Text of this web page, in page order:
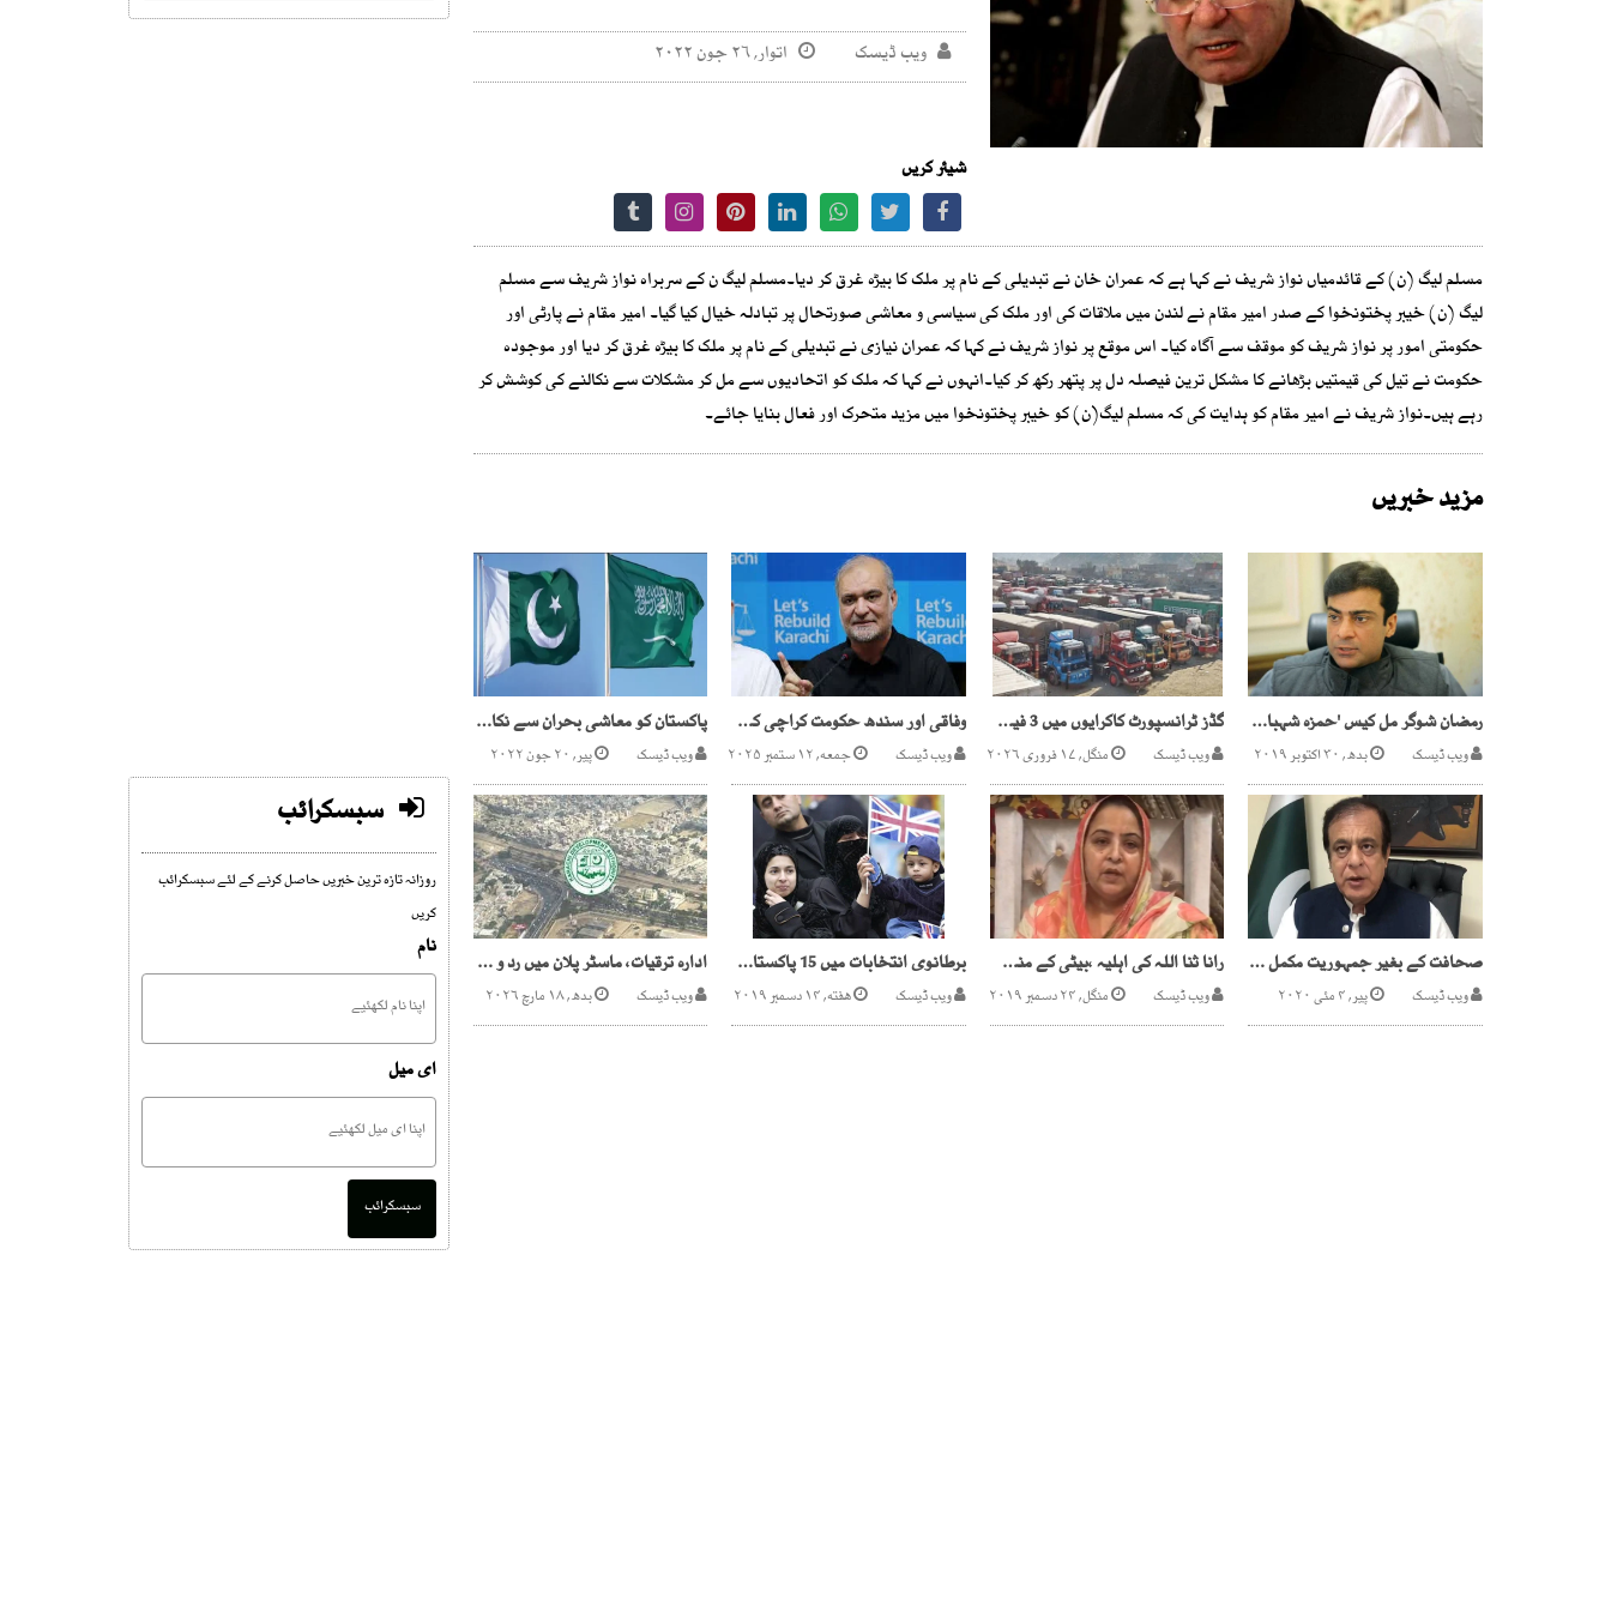
ویب ڈیسک اتوار, ۲۶ جون ۲۰۲۲
شیئر کریں
مسلم لیگ (ن) کے قائدمیاں نواز شریف نے کہا ہے کہ عمران خان نے تبدیلی کے نام پر ملک کا بیڑہ غرق کر دیا۔مسلم لیگ ن کے سربراہ نواز شریف سے مسلم
لیگ (ن) خیبر پختونخوا کے صدر امیر مقام نے لندن میں ملاقات کی اور ملک کی سیاسی و معاشی صورتحال پر تبادلہ خیال کیا گیا۔ امیر مقام نے پارٹی اور
حکومتی امور پر نواز شریف کو موقف سے آگاہ کیا۔ اس موقع پر نواز شریف نے کہا کہ عمران نیازی نے تبدیلی کے نام پر ملک کا بیڑہ غرق کر دیا اور موجودہ
حکومت نے تیل کی قیمتیں بڑھانے کا مشکل ترین فیصلہ دل پر پتھر رکھ کر کیا۔انہوں نے کہا کہ ملک کو اتحادیوں سے مل کر مشکلات سے نکالنے کی کوشش کر
رہے ہیں۔نواز شریف نے امیر مقام کو ہدایت کی کہ مسلم لیگ(ن) کو خیبر پختونخوا میں مزید متحرک اور فعال بنایا جائے۔
مزید خبریں
رمضان شوگر مل کیس 'حمزہ شہباز کے ریمانڈ میں مزید 14دن کی توسیع
ویب ڈیسک بدھ, ۳۰ اکتوبر ۲۰۱۹
گڈز ٹرانسپورٹ کاکرایوں میں 3 فیصد اضافے کا اعلان
ویب ڈیسک منگل, ۱۷ فروری ۲۰۲۶
وفاقی اور سندھ حکومت کراچی کے حقوق کھا گئی،حافظ نعیم الرحمان
ویب ڈیسک جمعه, ۱۲ ستمبر ۲۰۲۵
پاکستان کو معاشی بحران سے نکالنے کے لیے سعودی عرب میدان میں آگیا
ویب ڈیسک پیر, ۲۰ جون ۲۰۲۲
صحافت کے بغیر جمہوریت مکمل نہیں ، یوم آزادیٔ صحافت پر سیاسی رہنماؤں کے پیغامات
ویب ڈیسک پیر, ۴ مئی ۲۰۲۰
رانا ثنا اللہ کی اہلیہ ،بیٹی کے منجمد اکائونٹس کھولنے کی درخواست سماعت کیلئے مقرر
ویب ڈیسک منگل, ۲۴ دسمبر ۲۰۱۹
برطانوی انتخابات میں 15 پاکستانیوں سمیت 24 مسلم امیدواروں کی تاریخی فتح
ویب ڈیسک هفته, ۱۴ دسمبر ۲۰۱۹
ادارہ ترقیات، ماسٹر پلان میں رد و بدل پر تحقیقات کا دائرہ وسیع
ویب ڈیسک بدھ, ۱۸ مارچ ۲۰۲۶
سبسکرائب
روزانہ تازہ ترین خبریں حاصل کرنے کے لئے سبسکرائب
کریں
نام
ای میل
سبسکرائب